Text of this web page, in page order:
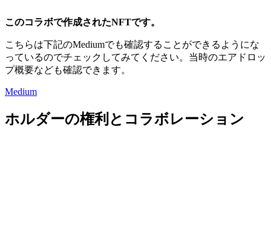
このコラボで作成されたNFTです。
こちらは下記のMediumでも確認することができるようにな
っているのでチェックしてみてください。当時のエアドロッ
プ概要なども確認できます。
Medium
ホルダーの権利とコラボレーション